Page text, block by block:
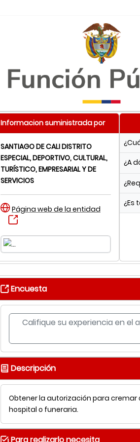
Informacion suministrada por
SANTIAGO DE CALI DISTRITO
ESPECIAL, DEPORTIVO, CULTURAL,
TURÍSTICO, EMPRESARIAL Y DE
SERVICIOS
Página web de la entidad
¿A
¿Es
Encuesta
Califique su experiencia en el
Descripción
Obtener la autorización para
hospital o funeraria.
Para realizarlo necesita